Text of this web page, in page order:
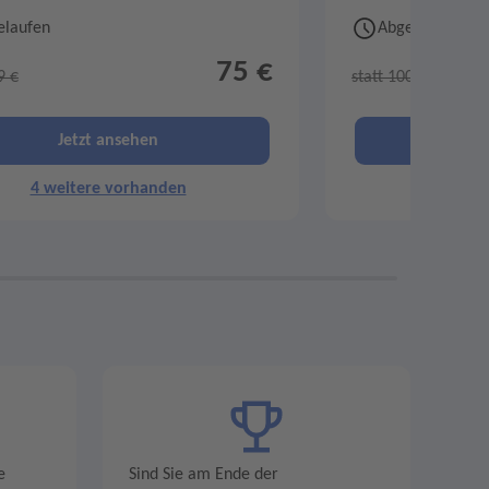
€ 75 €
Jetzt ansehen
4 weitere vorhanden
Abgelaufen
statt 100 €
Sind Sie am Ende der